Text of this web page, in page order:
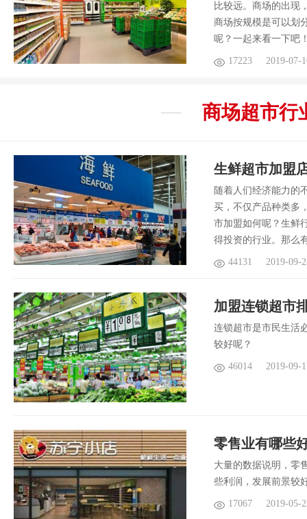
比较远。商场的出现
商场按规模是可以划
呢？一起来看一下吧
17223 2019-07-
商场超市行
生鲜超市加盟
随着人们经济能力的
买，不仅产品种类多
市加盟如何呢？生鲜
得投资的行业。那么
44131 2019-09-
加盟连锁超市
连锁超市是市民生活
较好呢？
46014 2019-09-
零售业有哪些
大量的数据说明，零
些利润，发展前景较
17067 2019-05-